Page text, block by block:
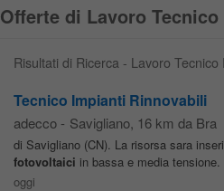
Offerte di Lavoro
Risultati di Ricerca - Lavoro
Tecnico Impianti Rinnovabili
adecco - Savigliano, 16 km da Bra
di Savigliano (CN). La risorsa sara
fotovoltaici in bassa e media
oggi